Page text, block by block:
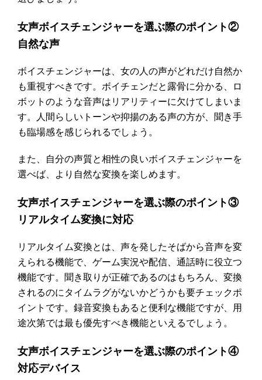
女声ボイスチェンジャーを選ぶ際のポイント②
自然な声
ボイスチェンジャーは、女の人の声がどれだけ自然か
も重視すべきです。ボイチェンだと露骨に分かる、ロ
ボットのような音声はリアリティーに欠けてしまいま
す。人間らしいトーンや抑揚のある声の方が、聞き手
も臨場感を感じられるでしょう。
また、自分の声質と相性の良いボイスチェンジャーを
選べば、より自然な変換を楽しめます。
女声ボイスチェンジャーを選ぶ際のポイント③
リアルタイム変換に対応
リアルタイム変換とは、声を発したそばから音声を変
えられる機能で、ゲーム実況や配信、通話時に役立つ
機能です。聞き取りが正確であるのはもちろん、変換
されるのにタイムラグがないかどうかも要チェックポ
イントです。録音変換もあると便利な機能ですが、用
途次第では最も優先すべき機能といえるでしょう。
女声ボイスチェンジャーを選ぶ際のポイント④
対応デバイス